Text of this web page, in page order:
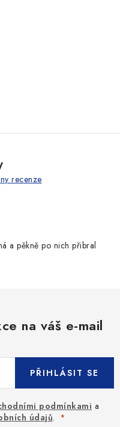
recenze
a pěkně po nich přibral
na váš e-mail
podmínkami a
údajů.
PŘIHLÁSIT SE